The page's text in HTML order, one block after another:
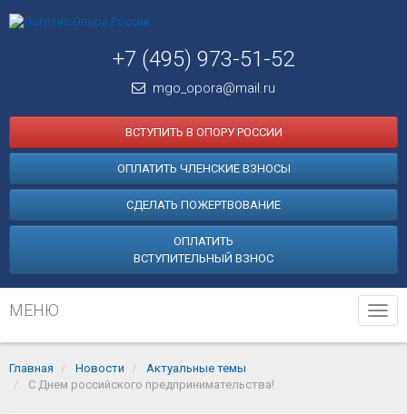
+7 (495) 973-51-52
mgo_opora@mail.ru
ВСТУПИТЬ В ОПОРУ РОССИИ
ОПЛАТИТЬ ЧЛЕНСКИЕ ВЗНОСЫ
СДЕЛАТЬ ПОЖЕРТВОВАНИЕ
ОПЛАТИТЬ
ВСТУПИТЕЛЬНЫЙ ВЗНОС
МЕНЮ
Главная Новости
Актуальные темы
С Днем российского предпринимательства!